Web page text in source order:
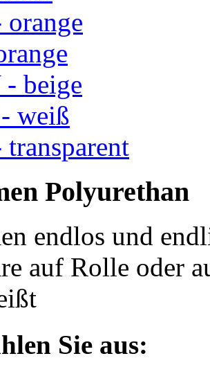
orange
beige
weiß
Polyurethan
endlos und
auf Rolle oder
Sie aus: